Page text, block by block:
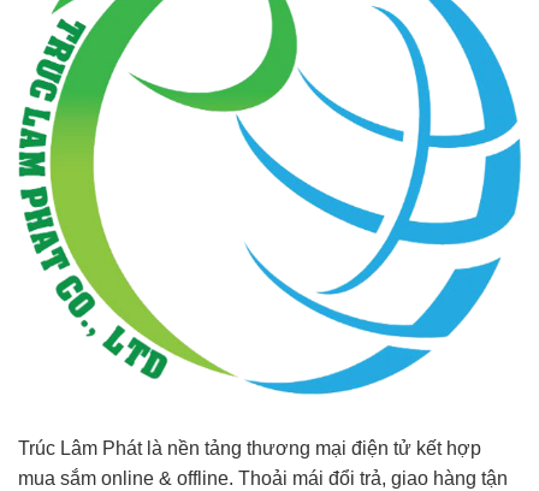
Trúc Lâm Phát là nền tảng thương mại điện tử kết hợp
mua sắm online & offline. Thoải mái đổi trả, giao hàng tận